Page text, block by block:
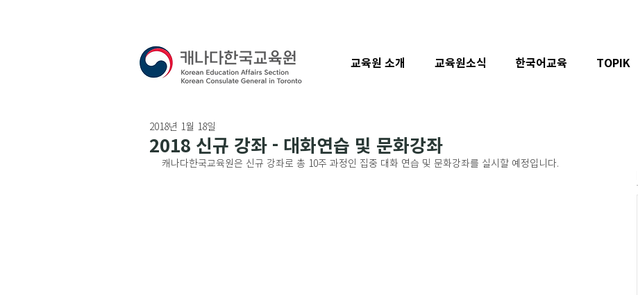
2018 신규 강좌 - 대화연습 및 문화강좌
2018년 1월 18일
캐나다한국교육원은 신규 강좌로 총 10주 과정인 집중 대화 연습 및 문화강좌를 실시할 예정입니다.
교육원 소개 교육원소식 한국어교육 TOPIK